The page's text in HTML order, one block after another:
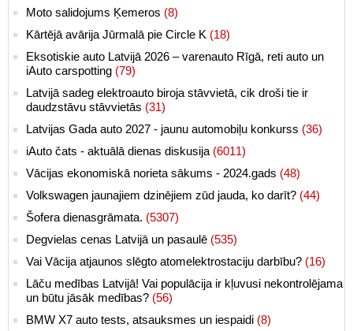
Moto salidojums Ķemeros (8)
Kārtējā avārija Jūrmalā pie Circle K (18)
Eksotiskie auto Latvijā 2026 – varenauto Rīgā, reti auto un
iAuto carspotting (79)
Latvijā sadeg elektroauto biroja stāvvietā, cik droši tie ir
daudzstāvu stāvvietās (31)
Latvijas Gada auto 2027 - jaunu automobiļu konkurss (36)
iAuto čats - aktuālā dienas diskusija (6011)
Vācijas ekonomiskā norieta sākums - 2024.gads (48)
Volkswagen jaunajiem dzinējiem zūd jauda, ko darīt? (44)
Šofera dienasgrāmata. (5307)
Degvielas cenas Latvijā un pasaulē (535)
Vai Vācija atjaunos slēgto atomelektrostaciju darbību? (16)
Lāču medības Latvijā! Vai populācija ir kļuvusi nekontrolējama
un būtu jāsāk medības? (56)
BMW X7 auto tests, atsauksmes un iespaidi (8)